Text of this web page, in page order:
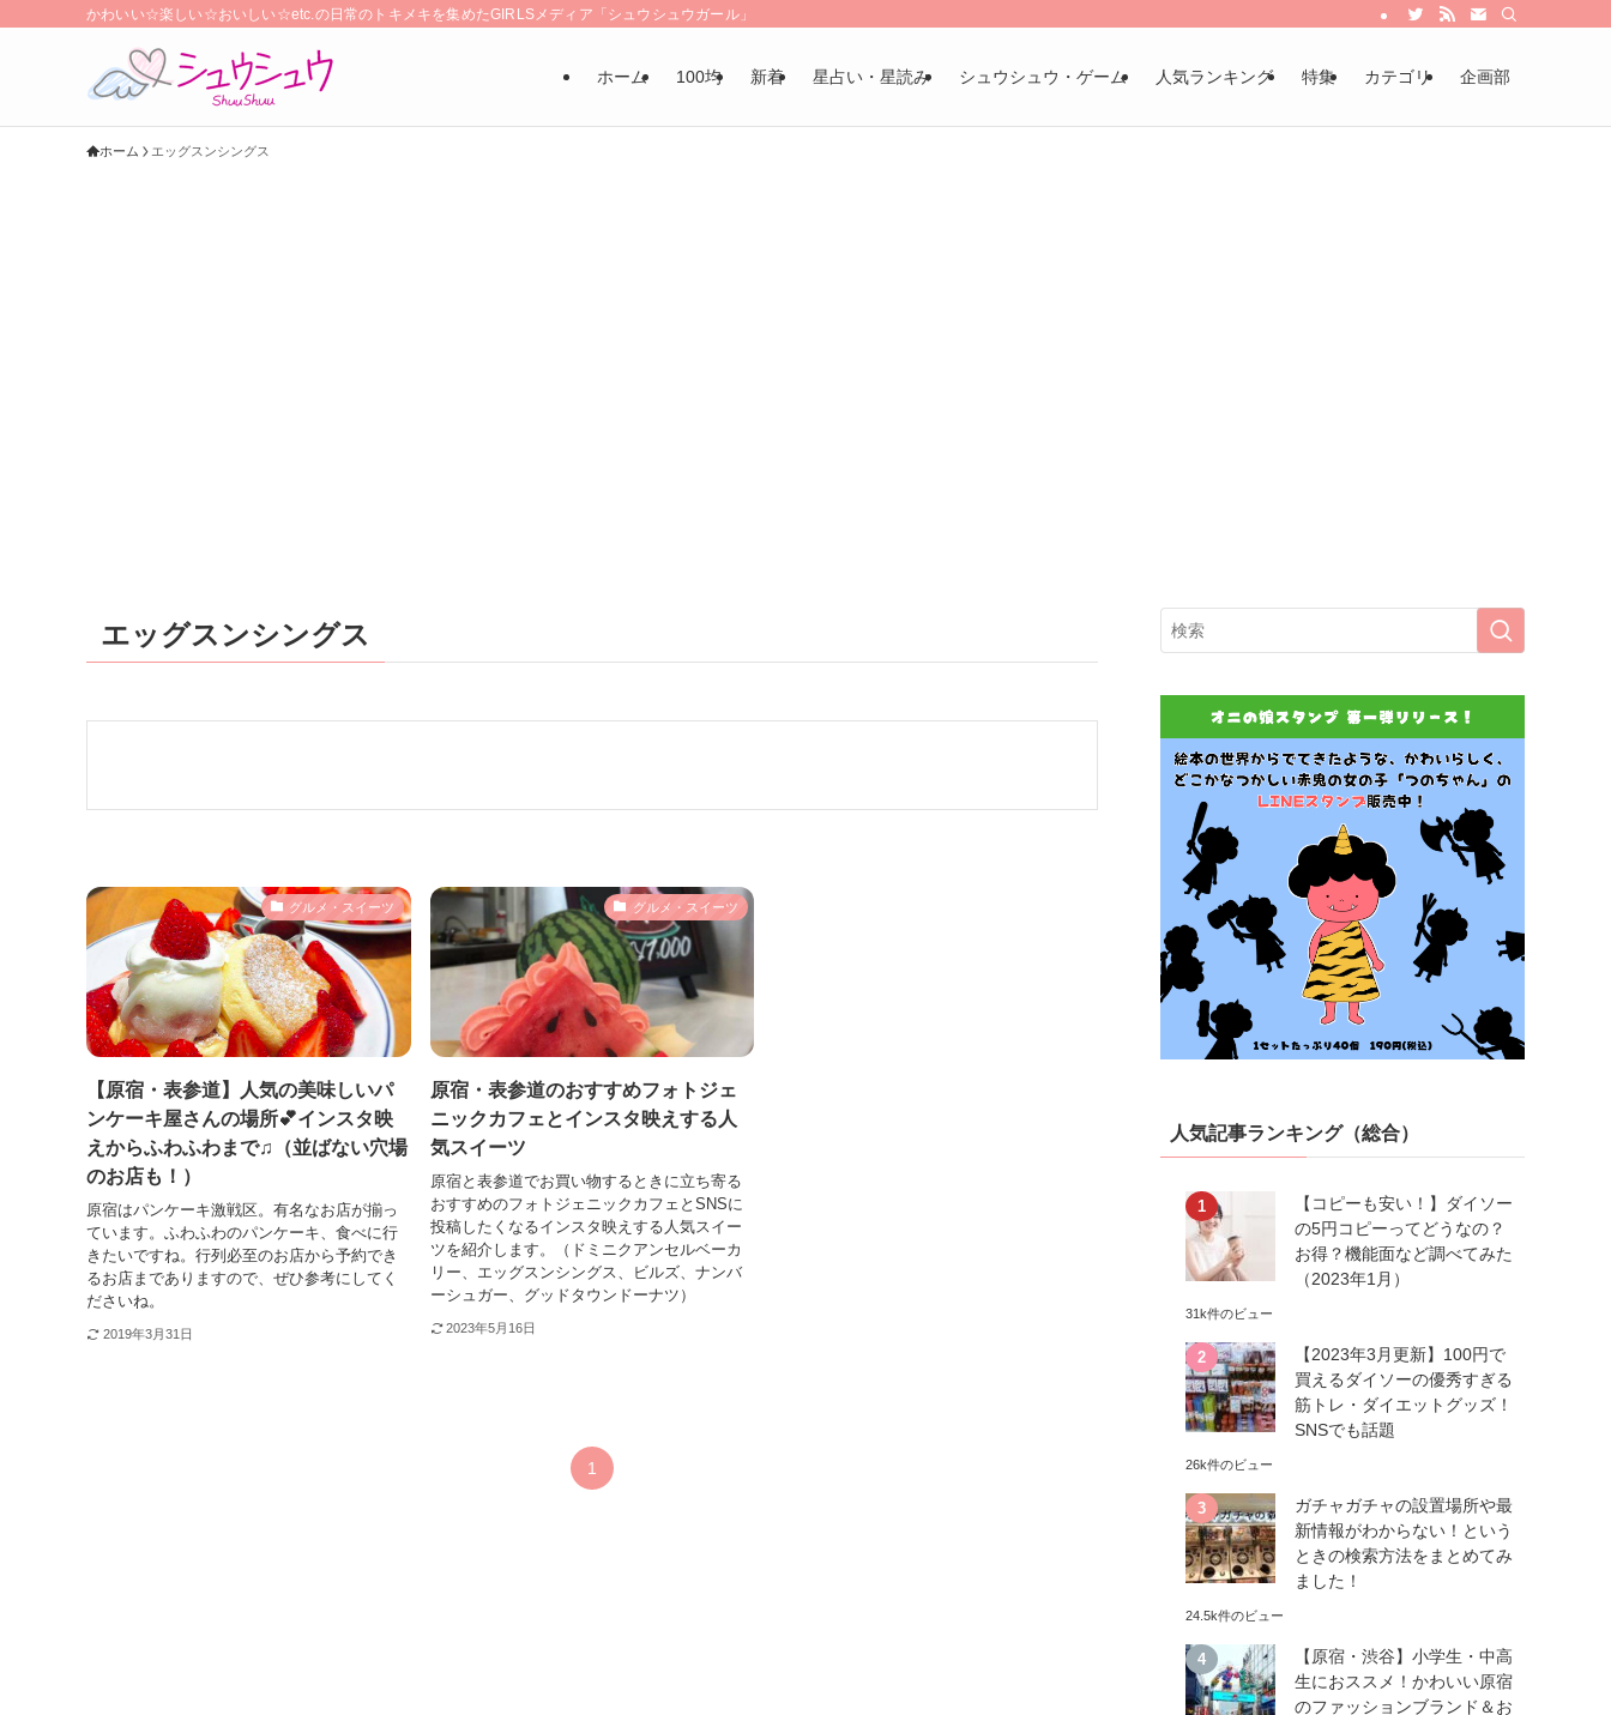
かわいい☆楽しい☆おいしい☆etc.の日常のトキメキを集めたGIRLSメディア「シュウシュウガール」
ホーム 100均 新着 星占い・星読み シュウシュウ・ゲーム 人気ランキング 特集 カテゴリ 企画部
ホーム エッグスンシングス
エッグスンシングス
グルメ・スイーツ
【原宿・表参道】人気の美味しいパ
ンケーキ屋さんの場所💕インスタ映
えからふわふわまで♫（並ばない穴場
のお店も！）
原宿はパンケーキ激戦区。有名なお店が揃っ
ています。ふわふわのパンケーキ、食べに行
きたいですね。行列必至のお店から予約でき
るお店までありますので、ぜひ参考にしてく
ださいね。
2019年3月31日
グルメ・スイーツ
原宿・表参道のおすすめフォトジェ
ニックカフェとインスタ映えする人
気スイーツ
原宿と表参道でお買い物するときに立ち寄る
おすすめのフォトジェニックカフェとSNSに
投稿したくなるインスタ映えする人気スイー
ツを紹介します。（ドミニクアンセルベーカ
リー、エッグスンシングス、ビルズ、ナンバ
ーシュガー、グッドタウンドーナツ）
2023年5月16日
1
人気記事ランキング（総合）
【コピーも安い！】ダイソー
の5円コピーってどうなの？
お得？機能面など調べてみた
（2023年1月）
31k件のビュー
【2023年3月更新】100円で
買えるダイソーの優秀すぎる
筋トレ・ダイエットグッズ！
SNSでも話題
26k件のビュー
ガチャガチャの設置場所や最
新情報がわからない！という
ときの検索方法をまとめてみ
ました！
24.5k件のビュー
【原宿・渋谷】小学生・中高
生におススメ！かわいい原宿
のファッションブランド＆お